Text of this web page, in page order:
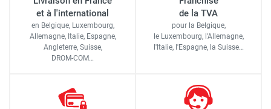
et à l'international
en Belgique, Luxembourg,
Allemagne, Italie, Espagne,
Angleterre, Suisse,
DROM-COM…
de la TVA
pour la Belgique,
le Luxembourg, l'Allemagne,
l'Italie, l'Espagne, la Suisse…